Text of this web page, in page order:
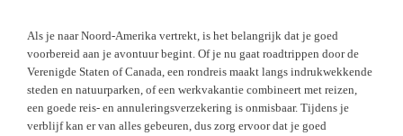
Als je naar Noord-Amerika vertrekt, is het belangrijk dat je goed
voorbereid aan je avontuur begint. Of je nu gaat roadtrippen door de
Verenigde Staten of Canada, een rondreis maakt langs indrukwekkende
steden en natuurparken, of een werkvakantie combineert met reizen,
een goede reis- en annuleringsverzekering is onmisbaar. Tijdens je
verblijf kan er van alles gebeuren, dus zorg ervoor dat je goed